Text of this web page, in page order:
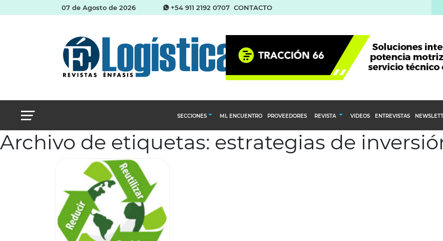
07 de Agosto de 2026 +54 911 2192 0707 CONTACTO
SECCIONES
Abastecimiento y compras
ML ENCUENTRO PROVEEDORES REVISTA
Calendario Editorial
Ediciones Anteriores
VIDEOS ENTREVISTAS
Archivo de etiquetas: estrategias de